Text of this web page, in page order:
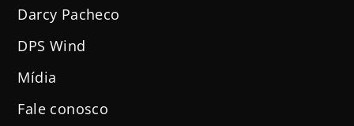
Darcy Pacheco
DPS Wind
Mídia
Fale conosco